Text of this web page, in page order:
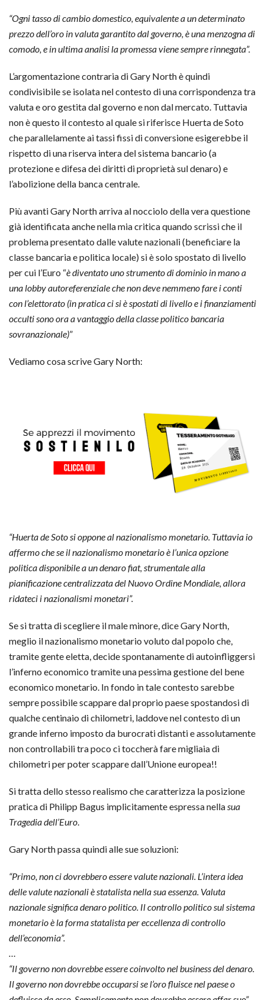
“Ogni tasso di cambio domestico, equivalente a un determinato
prezzo dell’oro in valuta garantito dal governo, è una menzogna di
comodo, e in ultima analisi la promessa viene sempre rinnegata”.
L’argomentazione contraria di Gary North è quindi
condivisibile se isolata nel contesto di una corrispondenza tra
valuta e oro gestita dal governo e non dal mercato. Tuttavia
non è questo il contesto al quale si riferisce Huerta de Soto
che parallelamente ai tassi fissi di conversione esigerebbe il
rispetto di una riserva intera del sistema bancario (a
protezione e difesa dei diritti di proprietà sul denaro) e
l’abolizione della banca centrale.
Più avanti Gary North arriva al nocciolo della vera questione
già identificata anche nella mia critica quando scrissi che il
problema presentato dalle valute nazionali (beneficiare la
classe bancaria e politica locale) si è solo spostato di livello
per cui l’Euro “è diventato uno strumento di dominio in mano a
una lobby autoreferenziale che non deve nemmeno fare i conti
con l’elettorato (in pratica ci si è spostati di livello e i finanziamenti
occulti sono ora a vantaggio della classe politico bancaria
sovranazionale)”
Vediamo cosa scrive Gary North:
“Huerta de Soto si oppone al nazionalismo monetario. Tuttavia io
affermo che se il nazionalismo monetario è l’unica opzione
politica disponibile a un denaro fiat, strumentale alla
pianificazione centralizzata del Nuovo Ordine Mondiale, allora
ridateci i nazionalismi monetari”.
Se si tratta di scegliere il male minore, dice Gary North,
meglio il nazionalismo monetario voluto dal popolo che,
tramite gente eletta, decide spontanamente di autoinfliggersi
l’inferno economico tramite una pessima gestione del bene
economico monetario. In fondo in tale contesto sarebbe
sempre possibile scappare dal proprio paese spostandosi di
qualche centinaio di chilometri, laddove nel contesto di un
grande inferno imposto da burocrati distanti e assolutamente
non controllabili tra poco ci toccherà fare migliaia di
chilometri per poter scappare dall’Unione europea!!
Si tratta dello stesso realismo che caratterizza la posizione
pratica di Philipp Bagus implicitamente espressa nella sua
Tragedia dell’Euro
Gary North passa quindi alle sue soluzioni:
“Primo, non ci dovrebbero essere valute nazionali. L’intera idea
delle valute nazionali è statalista nella sua essenza. Valuta
nazionale significa denaro politico. Il controllo politico sul sistema
monetario è la forma statalista per eccellenza di controllo
dell’economia”.
“Il governo non dovrebbe essere coinvolto nel business del denaro.
Il governo non dovrebbe occuparsi se l’oro fluisce nel paese o